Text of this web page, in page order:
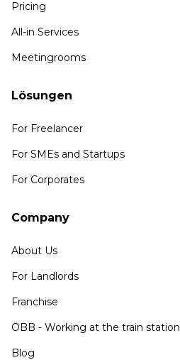
Pricing
All-in Services
Meetingrooms
Lösungen
For Freelancer
For SMEs and Startups
For Corporates
Company
About Us
For Landlords
Franchise
ÖBB - Working at the train station
Blog